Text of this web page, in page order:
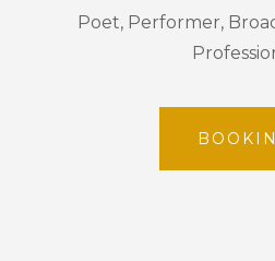
Poet, Performer,